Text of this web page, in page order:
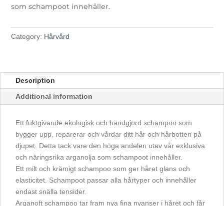
som schampoot innehåller.
Category: Hårvård
Description
Additional information
Ett fuktgivande ekologisk och handgjord schampoo som
bygger upp, reparerar och vårdar ditt hår och hårbotten på
djupet. Detta tack vare den höga andelen utav vår exklusiva
och näringsrika arganolja som schampoot innehåller.
Ett milt och krämigt schampoo som ger håret glans och
elasticitet. Schampoot passar alla hårtyper och innehåller
endast snälla tensider.
Arganoft schampoo tar fram nya fina nyanser i håret och får